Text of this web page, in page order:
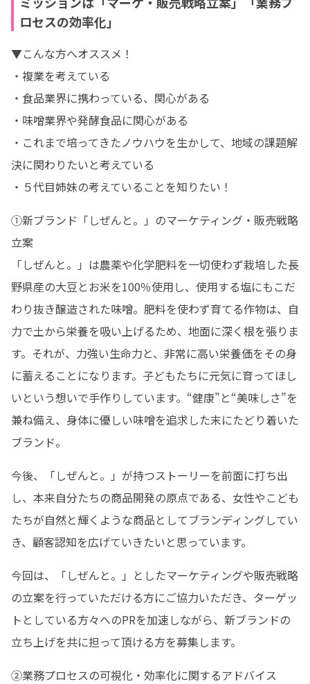
ロセスの効率化」
▼こんな方へオススメ！
・複業を考えている
・食品業界に携わっている、関心がある
・味噌業界や発酵食品に関心がある
・これまで培ってきたノウハウを生かして、地域の課題解
決に関わりたいと考えている
・５代目姉妹の考えていることを知りたい！
①新ブランド「しぜんと。」のマーケティング・販売戦略
立案
「しぜんと。」は農薬や化学肥料を一切使わず栽培した長
野県産の大豆とお米を100％使用し、使用する塩にもこだ
わり抜き醸造された味噌。肥料を使わず育てる作物は、自
力で土から栄養を吸い上げるため、地面に深く根を張りま
す。それが、力強い生命力と、非常に高い栄養価をその身
に蓄えることになります。子どもたちに元気に育ってほし
いという想いで手作りしています。“健康”と“美味しさ”を
兼ね備え、身体に優しい味噌を追求した末にたどり着いた
ブランド。
今後、「しぜんと。」が持つストーリーを前面に打ち出
し、本来自分たちの商品開発の原点である、女性やこども
たちが自然と輝くような商品としてブランディングしてい
き、顧客認知を広げていきたいと思っています。
今回は、「しぜんと。」としたマーケティングや販売戦略
の立案を行っていただける方にご協力いただき、ターゲッ
トとしている方々へのPRを加速しながら、新ブランドの
立ち上げを共に担って頂ける方を募集します。
②業務プロセスの可視化・効率化に関するアドバイス